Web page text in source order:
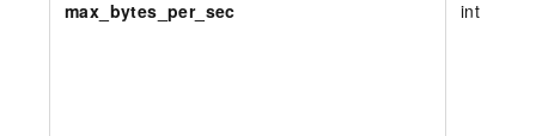
max_bytes_per_sec int